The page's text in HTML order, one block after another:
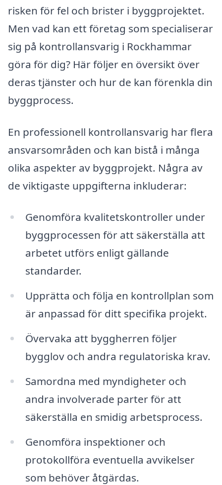
risken för fel och brister i byggprojektet.
Men vad kan ett företag som specialiserar
sig på kontrollansvarig i Rockhammar
göra för dig? Här följer en översikt över
deras tjänster och hur de kan förenkla din
byggprocess.
En professionell kontrollansvarig har flera
ansvarsområden och kan bistå i många
olika aspekter av byggprojekt. Några av
de viktigaste uppgifterna inkluderar:
Genomföra kvalitetskontroller under
byggprocessen för att säkerställa att
arbetet utförs enligt gällande
standarder.
Upprätta och följa en kontrollplan som
är anpassad för ditt specifika projekt.
Övervaka att byggherren följer
bygglov och andra regulatoriska krav.
Samordna med myndigheter och
andra involverade parter för att
säkerställa en smidig arbetsprocess.
Genomföra inspektioner och
protokollföra eventuella avvikelser
som behöver åtgärdas.